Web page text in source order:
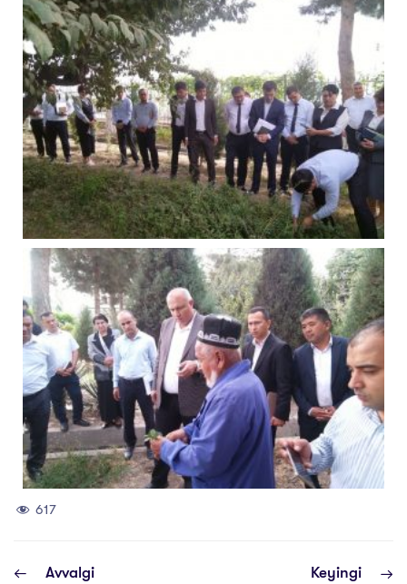
617
Avvalgi Keyingi